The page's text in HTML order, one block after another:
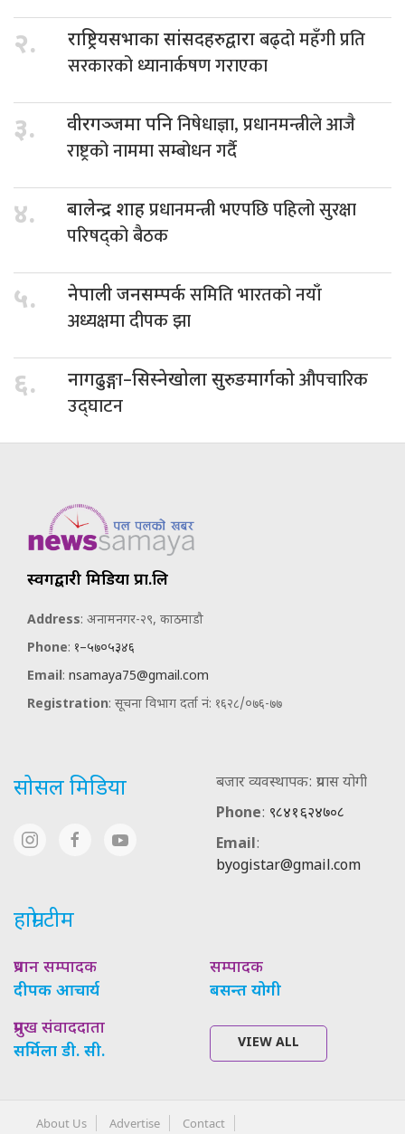
२. राष्ट्रियसभाका सांसदहरुद्वाराबढ्दो महँगी प्रति
सरकारको ध्यानार्कषण गराएका
३. वीरगञ्जमा पनिनिषेधाज्ञा, प्रधानमन्त्रीले आजै
राष्ट्रको नाममा सम्बोधन गर्दै
४. बालेन्द्र शाहप्रधानमन्त्री भएपछि पहिलो सुरक्षा
परिषद्को बैठक
५. नेपाली जनसम्पर्कसमिति भारतको नयाँ
अध्यक्षमा दीपक झा
६. नागढुङ्गा–सिस्नेखोला सुरुङमार्गकोऔपचारिक
उद्घाटन
स्वर्गद्वारी मिडिया प्रा.लि
Address: अनामनगर-२९, काठमाडौ
Phone: १–५७०५३४६
Email: nsamaya75@gmail.com
Registration: सूचना विभाग दर्ता नं: १६२८/०७६-७७
सोसल मिडिया
बजार व्यवस्थापक: प्रयास योगी
Phone: ९८४१६२४७०८
Email:
byogistar@gmail.com
हाम्रो टीम
प्रधान सम्पादक
दीपक आचार्य
सम्पादक
बसन्त योगी
प्रमुख संवाददाता
सर्मिला डी. सी.
VIEW ALL
About Us Advertise Contact